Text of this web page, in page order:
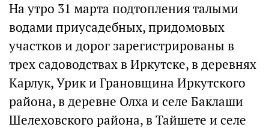
На утро 31 марта подтопления талыми
водами приусадебных, придомовых
участков и дорог зарегистрированы в
трех садоводствах в Иркутске, в деревнях
Карлук, Урик и Грановщина Иркутского
района, в деревне Олха и селе Баклаши
Шелеховского района, в Тайшете и селе